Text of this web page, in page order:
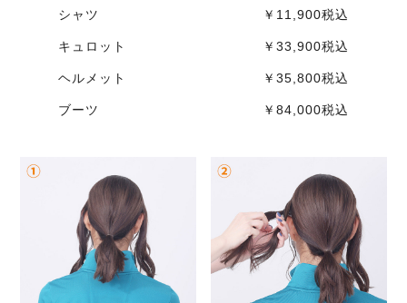
シャツ ￥11,900税込
キュロット ￥33,900税込
ヘルメット ￥35,800税込
ブーツ ￥84,000税込